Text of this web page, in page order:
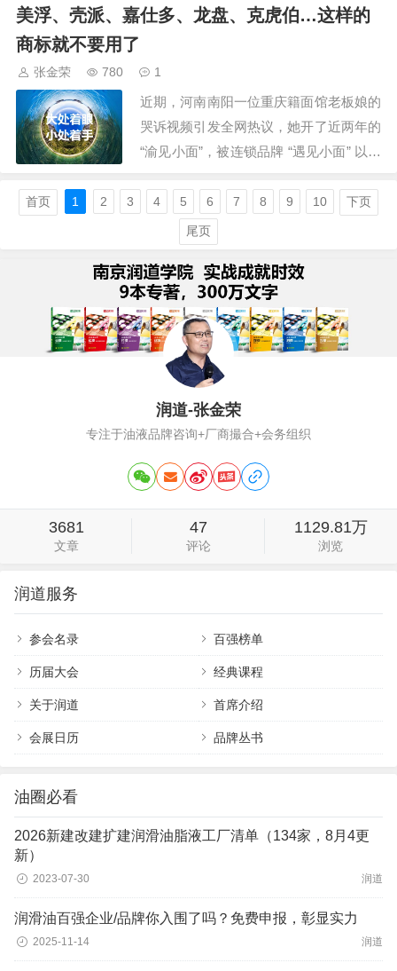
白了，老板也是从一线出来的，他宁可帮
要做销售的…
美浮、壳派、嘉仕多、龙盘、克虎伯…这样的
商标就不要用了
张金荣 780 1
近期，河南南阳一位重庆籍面馆老板娘的
哭诉视频引发全网热议，她开了近两年的
“渝见小面”，被连锁品牌 “遇见小面” 以商
娘辩解说：我就是重庆人，“渝”是重庆的
简称，和“遇”不同音、不同形、不同意
标侵权了？这是典型的揣着明白装糊…
首页 1 2 3 4 5 6 7 8 9 10 下页
尾页
润道-张金荣
专注于油液品牌咨询+厂商撮合+会务组织
3681
文章
47
评论
1129.81万
浏览
润道服务
参会名录 百强榜单
历届大会 经典课程
关于润道 首席介绍
会展日历 品牌丛书
油圈必看
2026新建改建扩建润滑油脂液工厂清单（134家，8月4更
新）
2023-07-30 润道
润滑油百强企业/品牌你入围了吗？免费申报，彰显实力
2025-11-14 润道